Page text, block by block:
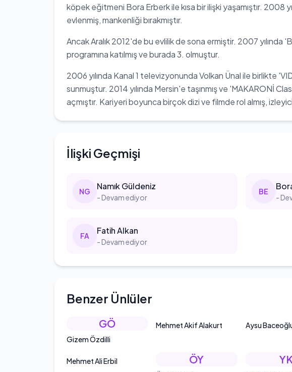
köpek eğitmeni Bora Erberk ile kısa bir ilişki yaşamıştır. 2008
evlenmiş, mankenliği bırakmıştır.
Ancak Aralık 2012'de bu evlilik de sona ermiştir. 2007 yılında
programına katılmış ve burada 3. olmuştur.
2006 yılında Kanal 1 televizyonunda Volkan Ünal ile birlikte
sunmuştur. 2014 yılında Mersin'e taşınmış ve 'MAKARONİ
açmıştır. Kariyeri boyunca birçok dizi ve filmde rol almış,
İlişki Geçmişi
NG NamıkGüldeniz
- Devam ediyor
BE
-
FA FatihAlkan
- Devam ediyor
Benzer Ünlüler
GÖ
Gizem Özdilli
Mehmet Akif Alakurt Aysu
Mehmet Ali Erbil ÖY YK